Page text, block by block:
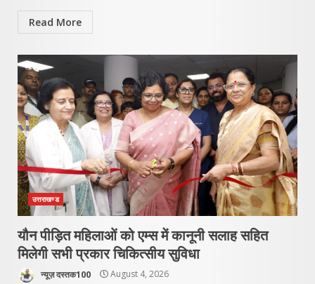
Read More
उत्तराखण्ड
यौन पीड़ित महिलाओं को एम्स में कानूनी सलाह सहित
मिलेगी सभी प्रकार चिकित्सीय सुविधा
न्यूज़ दस्तक100 August 4, 2026